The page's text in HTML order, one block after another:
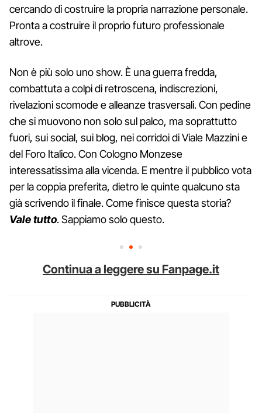
cercando di costruire la propria narrazione personale.
Pronta a costruire il proprio futuro professionale
altrove.
Non è più solo uno show. È una guerra fredda,
combattuta a colpi di retroscena, indiscrezioni,
rivelazioni scomode e alleanze trasversali. Con pedine
che si muovono non solo sul palco, ma soprattutto
fuori, sui social, sui blog, nei corridoi di Viale Mazzini e
del Foro Italico. Con Cologno Monzese
interessatissima alla vicenda. E mentre il pubblico vota
per la coppia preferita, dietro le quinte qualcuno sta
già scrivendo il finale. Come finisce questa storia?
Vale tutto. Sappiamo solo questo.
Continua a leggere su Fanpage.it